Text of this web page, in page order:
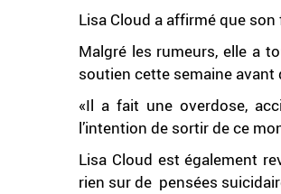
Lisa Cloud a affirmé que
Malgré les rumeurs, elle a
soutien cette semaine
«Il a fait une overdose,
l’intention de sortir de ce
Lisa Cloud est également
rien sur de pensées